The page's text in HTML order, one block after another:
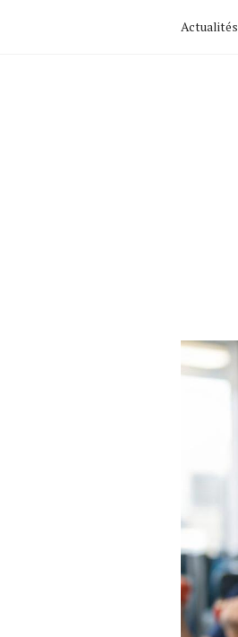
Actualités